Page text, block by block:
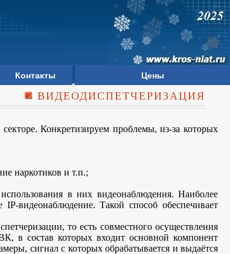
Контакты Цены
ВИДЕОДИСПЕТЧЕРИЗАЦИЯ
Конкретизируем проблемы, из-за которых
наркотиков и т.п.;
в них видеонаблюдения. Наиболее
видеонаблюдение. Такой способ обеспечивает
то есть совместного осуществления
в состав которых входит основной компонент
сигнал с которых обрабатывается и выдаётся